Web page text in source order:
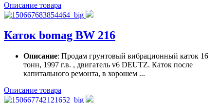
Описание товара
Каток bomag BW 216
Описание: Продам грунтовый вибрационный каток 16
тонн, 1997 г.в. , двигатель v6 DEUTZ. Каток после
капитального ремонта, в хорошем ...
Описание товара